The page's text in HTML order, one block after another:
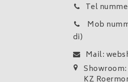
Tel
Mob
di)
Mail: